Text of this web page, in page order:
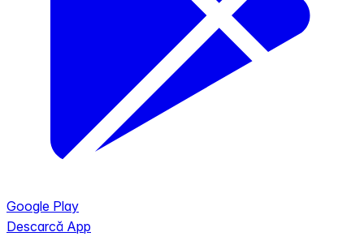
Google Play
Descarcă App